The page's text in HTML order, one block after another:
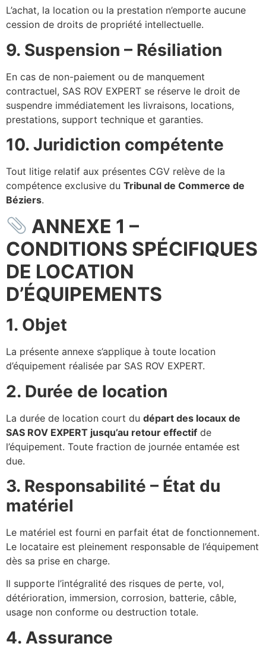
L’achat, la location ou la prestation n’emporte aucune
cession de droits de propriété intellectuelle.
9. Suspension – Résiliation
En cas de non-paiement ou de manquement
contractuel, SAS ROV EXPERT se réserve le droit de
suspendre immédiatement les livraisons, locations,
prestations, support technique et garanties.
10. Juridiction compétente
Tout litige relatif aux présentes CGV relève de la
compétence exclusive du Tribunal de Commerce de
Béziers.
ANNEXE 1 –
CONDITIONS SPÉCIFIQUES
DE LOCATION
D’ÉQUIPEMENTS
1. Objet
La présente annexe s’applique à toute location
d’équipement réalisée par SAS ROV EXPERT.
2. Durée de location
La durée de location court du départ des locaux de
SAS ROV EXPERT jusqu’au retour effectif de
l’équipement. Toute fraction de journée entamée est
due.
3. Responsabilité – État du
matériel
Le matériel est fourni en parfait état de fonctionnement.
Le locataire est pleinement responsable de l’équipement
dès sa prise en charge.
Il supporte l’intégralité des risques de perte, vol,
détérioration, immersion, corrosion, batterie, câble,
usage non conforme ou destruction totale.
4. Assurance